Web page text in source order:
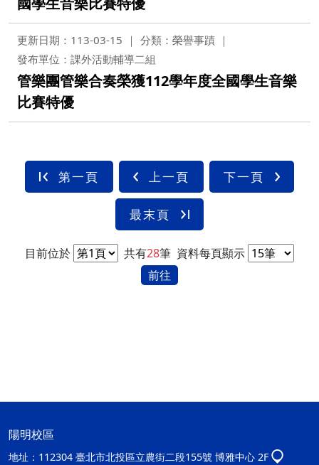
更新日期：113-03-15
分類：榮譽事蹟
發布單位：課外活動輔導二組
管樂團管樂合奏榮獲112學年度全國學生音樂
比賽特優
第一頁 上一頁 下一頁
最末頁
目前位於 共有28筆 資料每頁顯示
前往
陽明校區
地址： 112304 臺北市北投區立農街二段155號 博雅中心 2F